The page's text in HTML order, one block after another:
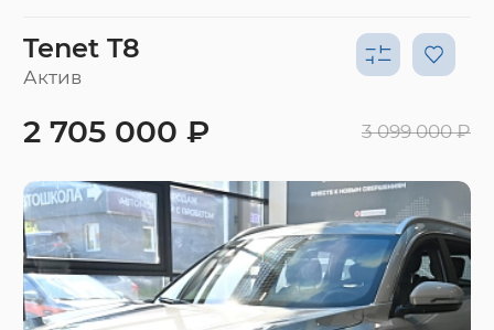
Tenet T8
Актив
2 705 000 ₽ 3 099 000 ₽